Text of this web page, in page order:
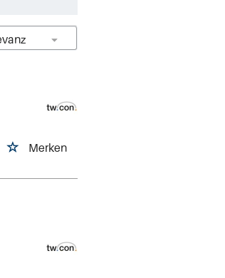
Merken